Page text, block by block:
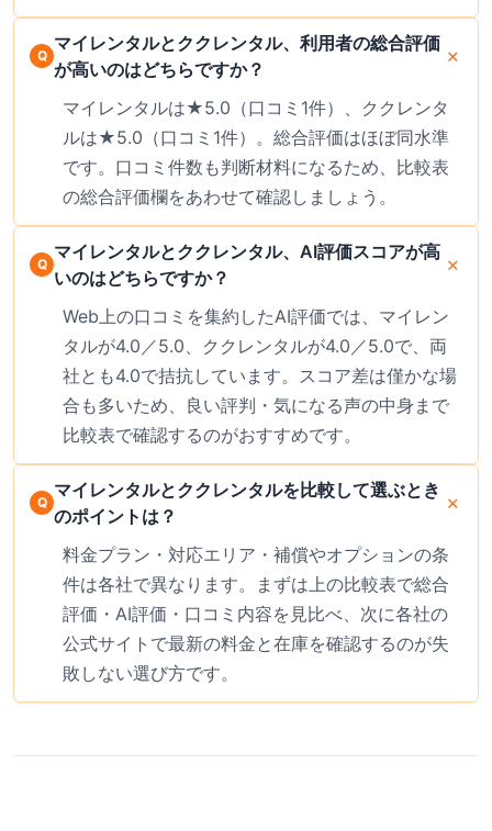
マイレンタルとククレンタル、利用者の総合評価
が高いのはどちらですか？
マイレンタルは★5.0（口コミ1件）、ククレンタ
ルは★5.0（口コミ1件）。総合評価はほぼ同水準
です。口コミ件数も判断材料になるため、比較表
の総合評価欄をあわせて確認しましょう。
マイレンタルとククレンタル、AI評価スコアが高
いのはどちらですか？
Web上の口コミを集約したAI評価では、マイレン
タルが4.0／5.0、ククレンタルが4.0／5.0で、両
社とも4.0で拮抗しています。スコア差は僅かな場
合も多いため、良い評判・気になる声の中身まで
比較表で確認するのがおすすめです。
マイレンタルとククレンタルを比較して選ぶとき
のポイントは？
料金プラン・対応エリア・補償やオプションの条
件は各社で異なります。まずは上の比較表で総合
評価・AI評価・口コミ内容を見比べ、次に各社の
公式サイトで最新の料金と在庫を確認するのが失
敗しない選び方です。